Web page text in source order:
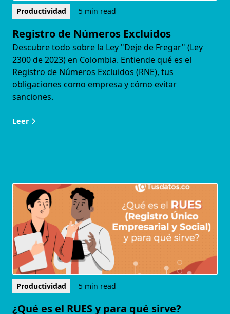
Productividad 5 min read
Registro de Números Excluidos
Descubre todo sobre la Ley "Deje de Fregar" (Ley
2300 de 2023) en Colombia. Entiende qué es el
Registro de Números Excluidos (RNE), tus
obligaciones como empresa y cómo evitar
sanciones.
Leer
Productividad 5 min read
¿Qué es el RUES y para qué sirve?